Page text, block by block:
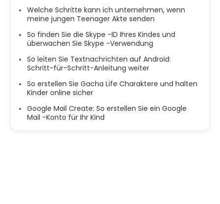
Welche Schritte kann ich unternehmen, wenn
meine jungen Teenager Akte senden
So finden Sie die Skype -ID Ihres Kindes und
überwachen Sie Skype -Verwendung
So leiten Sie Textnachrichten auf Android:
Schritt-für-Schritt-Anleitung weiter
So erstellen Sie Gacha Life Charaktere und halten
Kinder online sicher
Google Mail Create: So erstellen Sie ein Google
Mail -Konto für Ihr Kind